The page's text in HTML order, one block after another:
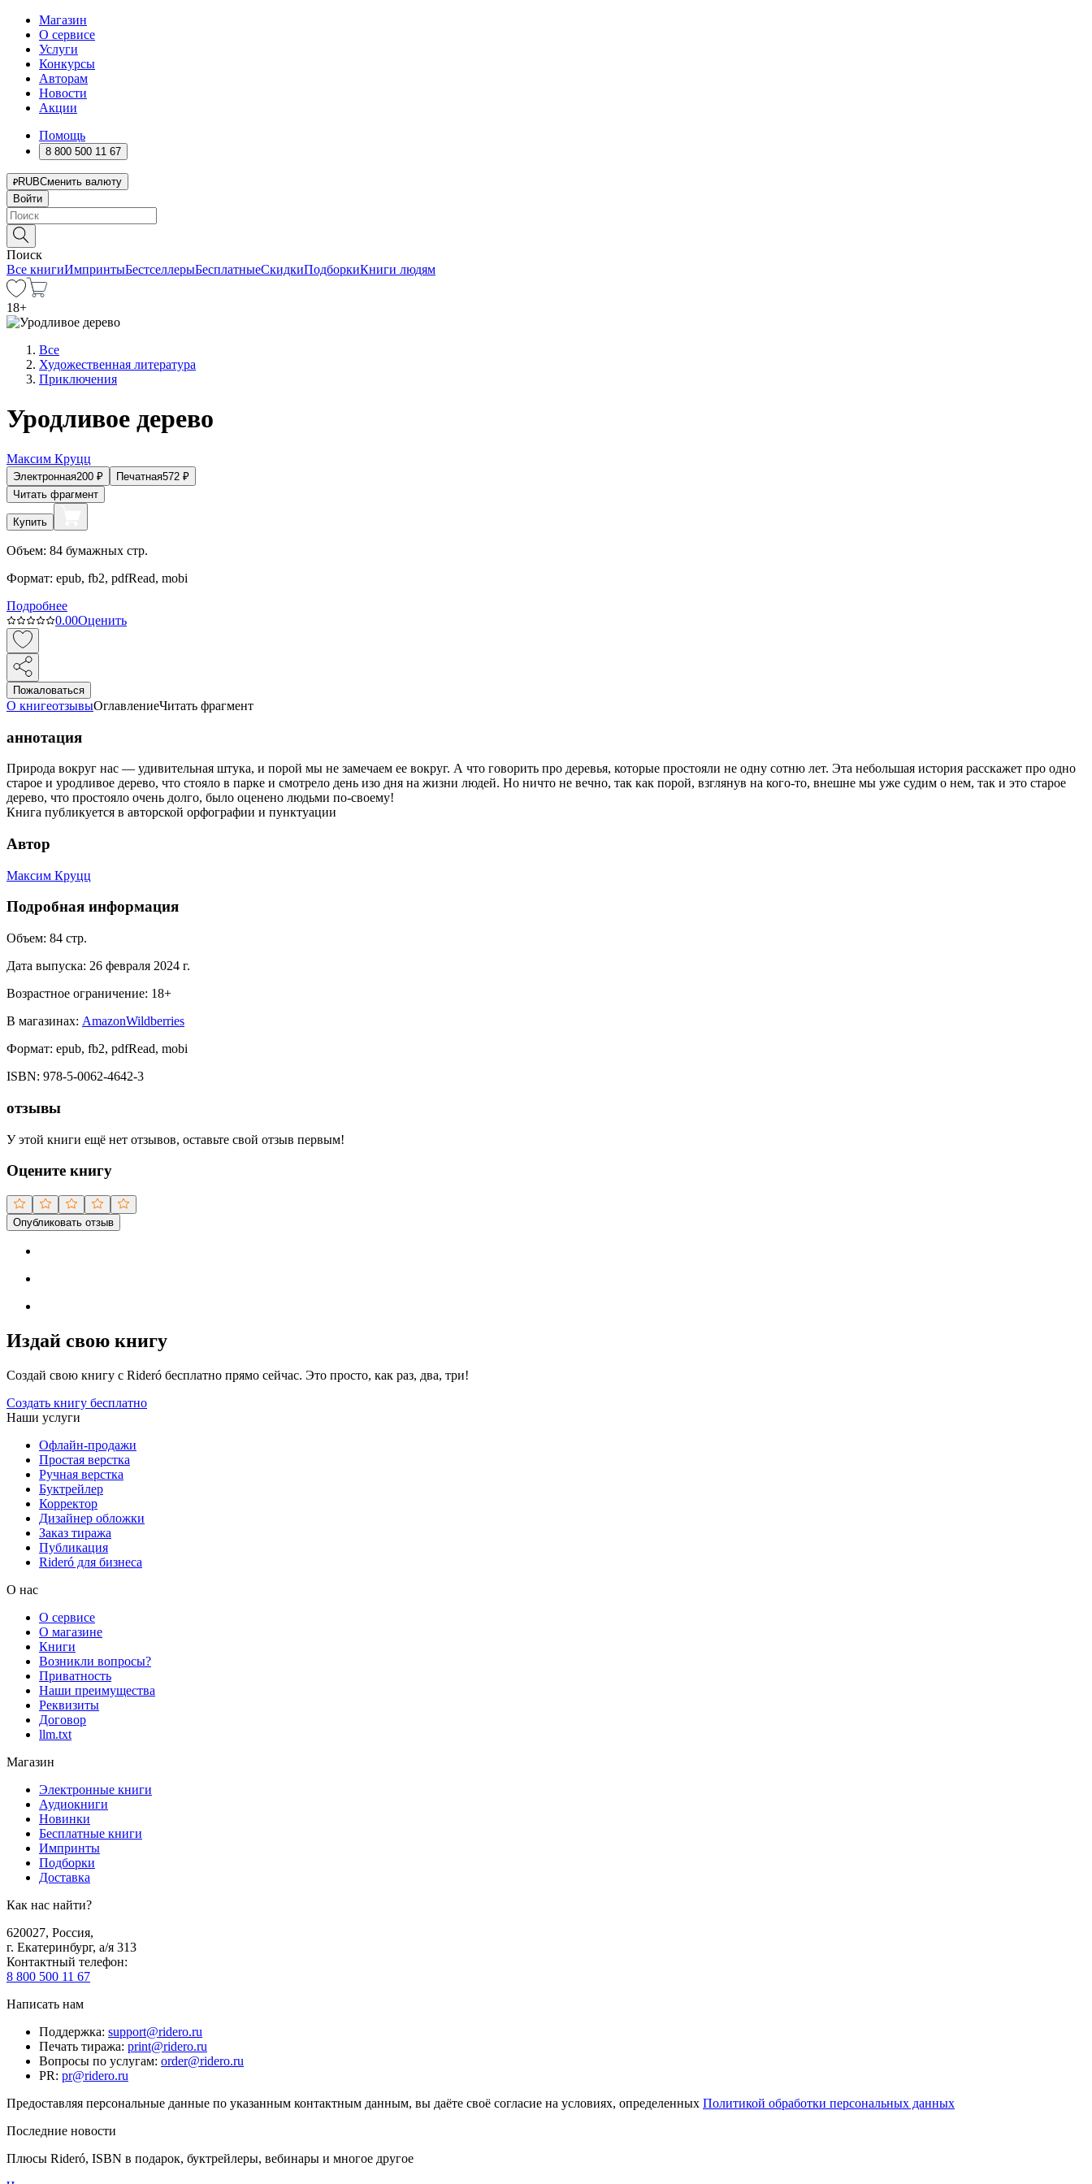
Магазин
О сервисе
Услуги
Конкурсы
Авторам
Новости
Акции
Помощь
8 800 500 11 67
RUBСменить валюту
Войти
Поиск
Все книгиИмпринтыБестселлерыБесплатныеСкидкиПодборкиКниги людям
18+
Все
Художественная литература
Приключения
Уродливое дерево
Максим Круцц
Электронная200 ₽ Печатная572 ₽
Читать фрагмент
Купить
Объем: 84 бумажных стр.
Формат: epub, fb2, pdfRead, mobi
Подробнее
0.00Оценить
Пожаловаться
О книгеотзывыОглавлениеЧитать фрагмент
аннотация
Природа вокруг нас — удивительная штука, и порой мы не замечаем ее вокруг. А что говорить про деревья, которые простояли не одну сотню лет. Эта небольшая история расскажет про одно
старое и уродливое дерево, что стояло в парке и смотрело день изо дня на жизни людей. Но ничто не вечно, так как порой, взглянув на кого-то, внешне мы уже судим о нем, так и это старое
дерево, что простояло очень долго, было оценено людьми по-своему!
Книга публикуется в авторской орфографии и пунктуации
Автор
Максим Круцц
Подробная информация
Объем: 84 стр.
Дата выпуска: 26 февраля 2024 г.
Возрастное ограничение: 18+
В магазинах: AmazonWildberries
Формат: epub, fb2, pdfRead, mobi
ISBN: 978-5-0062-4642-3
отзывы
У этой книги ещё нет отзывов, оставьте свой отзыв первым!
Оцените книгу
Опубликовать отзыв
Издай свою книгу
Создай свою книгу с Rideró бесплатно прямо сейчас. Это просто, как раз, два, три!
Создать книгу бесплатно
Наши услуги
Офлайн-продажи
Простая верстка
Ручная верстка
Буктрейлер
Корректор
Дизайнер обложки
Заказ тиража
Публикация
Rideró для бизнеса
О нас
О сервисе
О магазине
Книги
Возникли вопросы?
Приватность
Наши преимущества
Реквизиты
Договор
llm.txt
Магазин
Электронные книги
Аудиокниги
Новинки
Бесплатные книги
Импринты
Подборки
Доставка
Как нас найти?
620027, Россия,
г. Екатеринбург, а/я 313
Контактный телефон:
8 800 500 11 67
Написать нам
Поддержка: support@ridero.ru
Печать тиража: print@ridero.ru
Вопросы по услугам: order@ridero.ru
PR: pr@ridero.ru
Предоставляя персональные данные по указанным контактным данным, вы даёте своё согласие на условиях, определенных Политикой обработки персональных данных
Последние новости
Плюсы Rideró, ISBN в подарок, буктрейлеры, вебинары и многое другое